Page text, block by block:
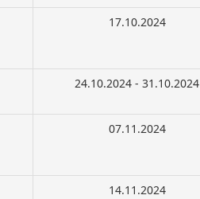
17.10.2024
24.10.2024 - 31.10.2024
07.11.2024
14.11.2024